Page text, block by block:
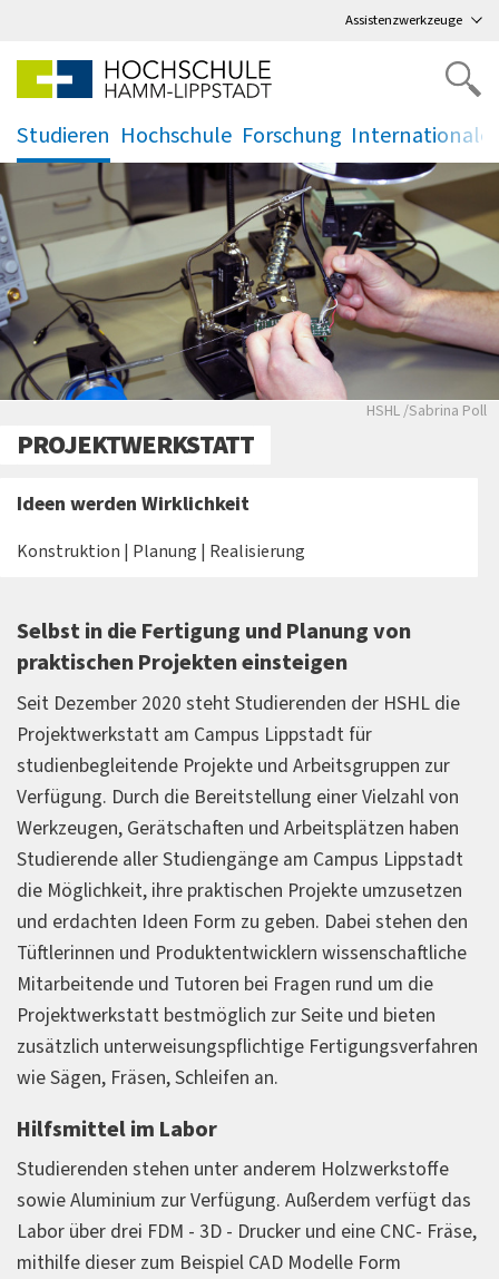
Assistenzwerkzeuge
Studieren
.
Hochschule
.
Forschung
. .
Hände, die
HSHL /Sabrina Poll
PROJEKTWERKSTATT
Ideen werden Wirklichkeit
Konstruktion | Planung | Realisierung
Selbst in die Fertigung und Planung von
praktischen Projekten einsteigen
Seit Dezember 2020 steht Studierenden der HSHL die
Projektwerkstatt am Campus Lippstadt für
studienbegleitende Projekte und Arbeitsgruppen zur
Verfügung. Durch die Bereitstellung einer Vielzahl von
Werkzeugen, Gerätschaften und Arbeitsplätzen haben
Studierende aller Studiengänge am Campus Lippstadt
die Möglichkeit, ihre praktischen Projekte umzusetzen
und erdachten Ideen Form zu geben. Dabei stehen den
Tüftlerinnen und Produktentwicklern wissenschaftliche
Mitarbeitende und Tutoren bei Fragen rund um die
Projektwerkstatt bestmöglich zur Seite und bieten
zusätzlich unterweisungspflichtige Fertigungsverfahren
wie Sägen, Fräsen, Schleifen an.
Hilfsmittel im Labor
Studierenden stehen unter anderem Holzwerkstoffe
sowie Aluminium zur Verfügung. Außerdem verfügt das
Labor über drei FDM - 3D - Drucker und eine CNC- Fräse,
mithilfe dieser zum Beispiel CAD Modelle Form